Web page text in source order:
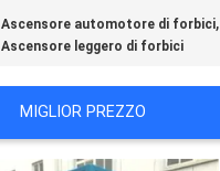
Ascensore automotore di forbici,
Ascensore leggero di forbici
MIGLIOR PREZZO